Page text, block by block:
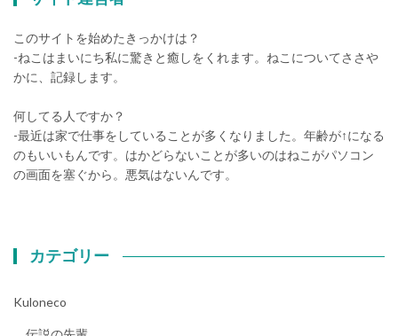
このサイトを始めたきっかけは？
-ねこはまいにち私に驚きと癒しをくれます。ねこについてささや
かに、記録します。
何してる人ですか？
-最近は家で仕事をしていることが多くなりました。年齢が↑になる
のもいいもんです。はかどらないことが多いのはねこがパソコン
の画面を塞ぐから。悪気はないんです。
カテゴリー
Kuloneco